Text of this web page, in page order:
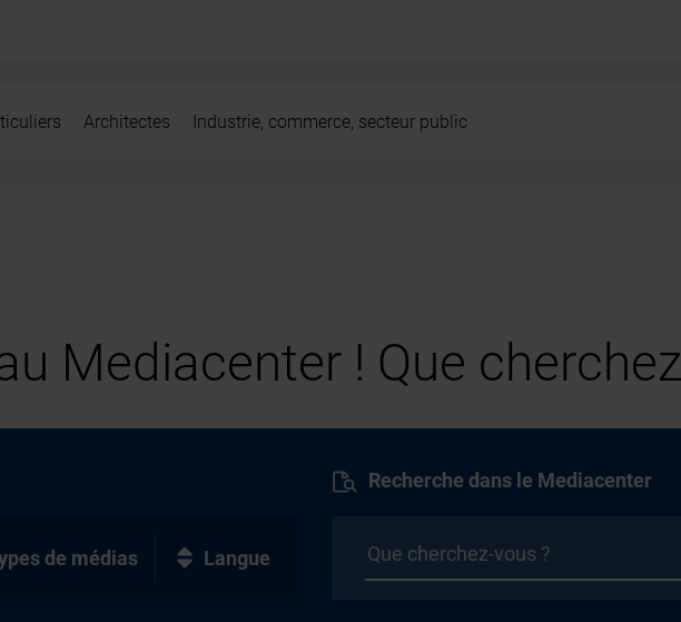
Architectes Industrie, commerce, secteur public
Mediacenter ! Que
Recherche dans le Mediacenter
de médias Langue